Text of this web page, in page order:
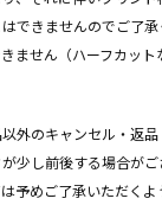
できませんのでご了承
ません（ハーフカット
外のキャンセル・返品
少し前後する場合がご
めご了承いただくよ